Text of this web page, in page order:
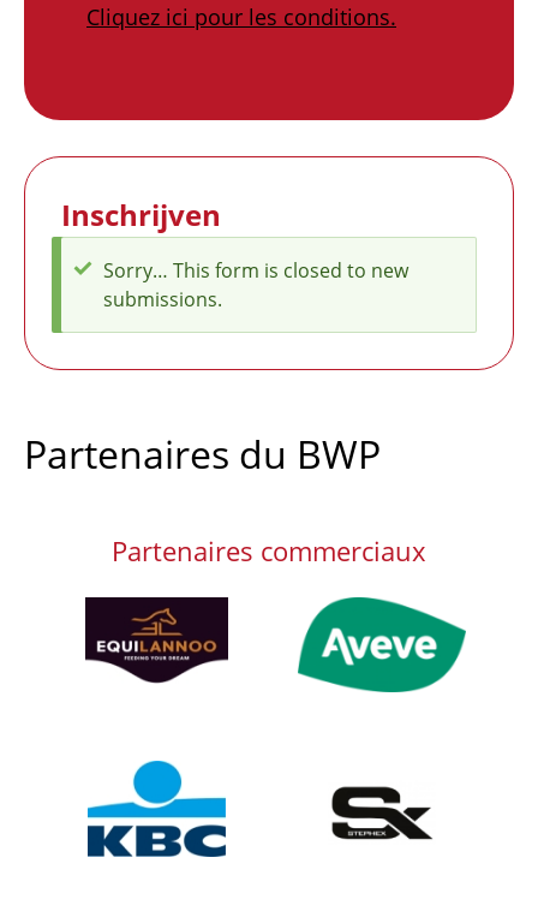
Cliquez ici pour les conditions.
Inschrijven
Message
Sorry… This form is closed to new
submissions.
Partenaires du BWP
Partenaires commerciaux
Afbeelding Afbeelding
Afbeelding